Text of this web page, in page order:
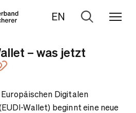
EN
Zur
– was jetzt
Digitalen
Wallet) beginnt eine neue